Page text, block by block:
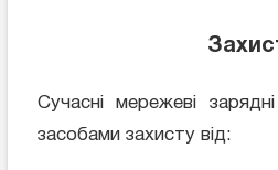
Сучасні мережеві
засобами захисту від: